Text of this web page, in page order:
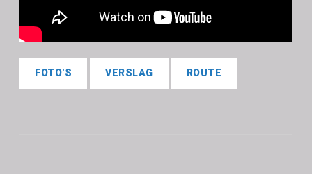
FOTO'S VERSLAG ROUTE